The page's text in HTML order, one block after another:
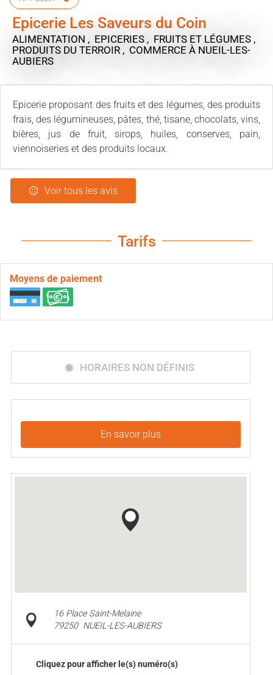
Epicerie Les Saveurs du Coin
ALIMENTATION , EPICERIES , FRUITS ET LÉGUMES ,
PRODUITS DU TERROIR , COMMERCE À NUEIL-LES-
AUBIERS
Epicerie proposant des fruits et des légumes, des produits
frais, des légumineuses, pâtes, thé, tisane, chocolats, vins,
bières, jus de fruit, sirops, huiles, conserves, pain,
viennoiseries et des produits locaux.
Voir tous les avis
Tarifs
Moyens de paiement
HORAIRES NON DÉFINIS
En savoir plus
16 Place Saint-Melaine
79250 NUEIL-LES-AUBIERS
Cliquez pour afficher le(s) numéro(s)